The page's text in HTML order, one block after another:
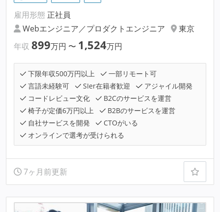
雇用形態 正社員
Webエンジニア／プロダクトエンジニア
東京
年収 899万円 〜 1,524万円
下限年収500万円以上
一部リモート可
言語未経験可
SIer在籍者歓迎
アジャイル開発
コードレビュー文化
B2Cのサービスを運営
椅子が定価6万円以上
B2Bのサービスを運営
自社サービスを開発
CTOがいる
オンラインで選考が受けられる
7ヶ月前更新